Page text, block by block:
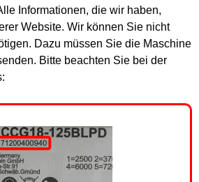
Informationen, die wir haben,
Website. Wir können Sie nicht
Dazu müssen Sie die Maschine
Bitte beachten Sie bei der